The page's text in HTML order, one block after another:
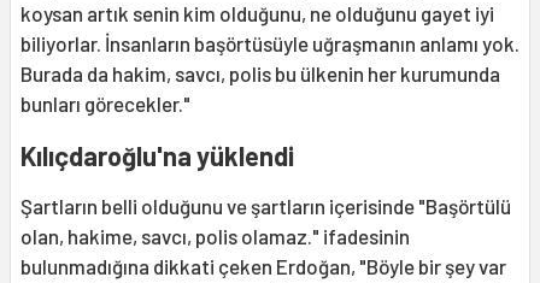
koysan artık senin kim olduğunu, ne olduğunu gayet iyi
biliyorlar. İnsanların başörtüsüyle uğraşmanın anlamı yok.
Burada da hakim, savcı, polis bu ülkenin her kurumunda
bunları görecekler."
Kılıçdaroğlu'na yüklendi
Şartların belli olduğunu ve şartların içerisinde "Başörtülü
olan, hakime, savcı, polis olamaz." ifadesinin
bulunmadığına dikkati çeken Erdoğan, "Böyle bir şey var